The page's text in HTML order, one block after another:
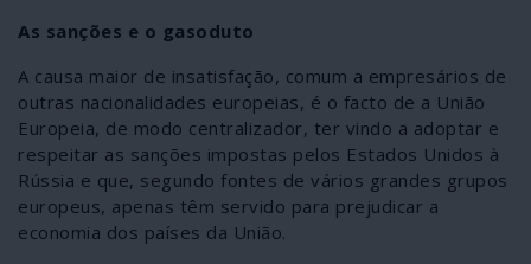
As sanções e o gasoduto
A causa maior de insatisfação, comum a empresários de
outras nacionalidades europeias, é o facto de a União
Europeia, de modo centralizador, ter vindo a adoptar e
respeitar as sanções impostas pelos Estados Unidos à
Rússia e que, segundo fontes de vários grandes grupos
europeus, apenas têm servido para prejudicar a
economia dos países da União.